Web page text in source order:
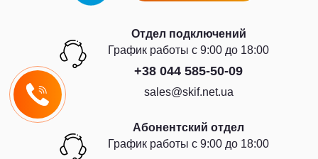
Отдел подключений
График работы с 9:00 до 18:00
+38 044 585-50-09
sales@skif.net.ua
Абонентский отдел
График работы с 9:00 до 18:00